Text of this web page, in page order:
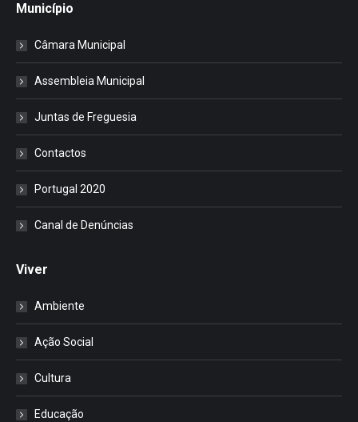
Município
Câmara Municipal
Assembleia Municipal
Juntas de Freguesia
Contactos
Portugal 2020
Canal de Denúncias
Viver
Ambiente
Ação Social
Cultura
Educação